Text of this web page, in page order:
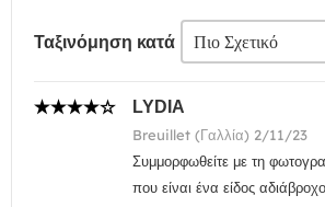
Ταξινόμηση κατά
LYDIA
Breuillet (Γαλλία) 2/11/23
Συμμορφωθείτε με τη
που είναι ένα είδος